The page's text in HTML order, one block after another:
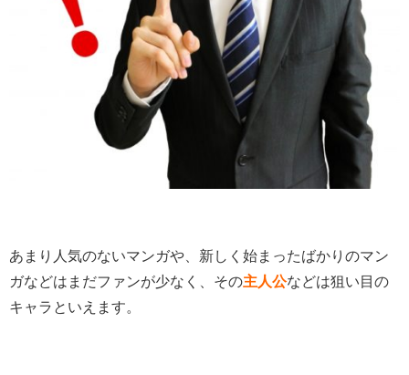
あまり人気のないマンガや、新しく始まったばかりのマン
ガなどはまだファンが少なく、その主人公などは狙い目の
キャラといえます。